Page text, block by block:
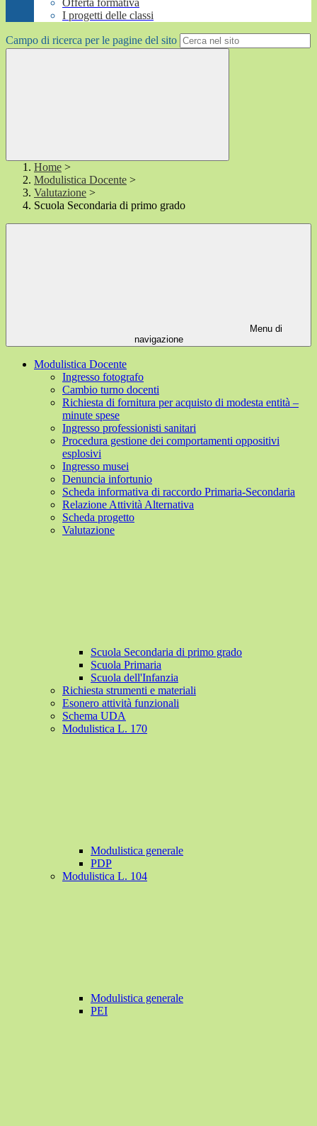
Offerta formativa
I progetti delle classi
Campo di ricerca per le pagine del sito
Home >
Modulistica Docente >
Valutazione >
Scuola Secondaria di primo grado
Menu di
navigazione
Modulistica Docente
Ingresso fotografo
Cambio turno docenti
Richiesta di fornitura per acquisto di modesta entità –
minute spese
Ingresso professionisti sanitari
Procedura gestione dei comportamenti oppositivi
esplosivi
Ingresso musei
Denuncia infortunio
Scheda informativa di raccordo Primaria-Secondaria
Relazione Attività Alternativa
Scheda progetto
Valutazione
Scuola Secondaria di primo grado
Scuola Primaria
Scuola dell'Infanzia
Richiesta strumenti e materiali
Esonero attività funzionali
Schema UDA
Modulistica L. 170
Modulistica generale
PDP
Modulistica L. 104
Modulistica generale
PEI